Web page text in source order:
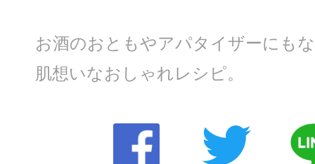
お酒のおともやアパタイザーにも
肌想いなおしゃれレシピ。